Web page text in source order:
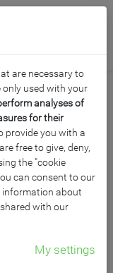
are necessary to
only used with your
analyses of
for their
provide you with a
free to give, deny,
the "cookie
can consent to our
information about
with our
My settings